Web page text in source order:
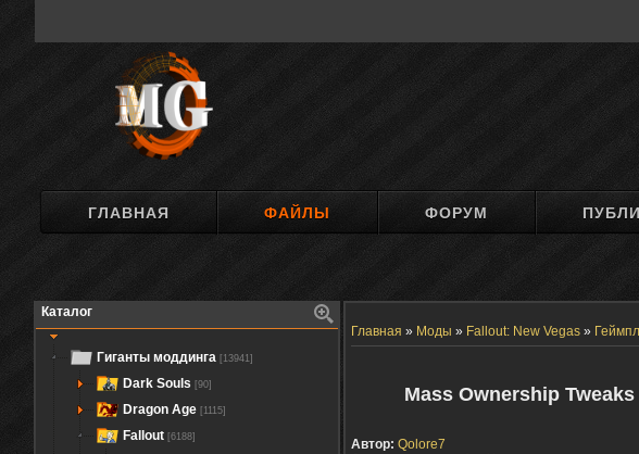
ГЛАВНАЯ ФАЙЛЫ ФОРУМ
Каталог
Гиганты моддинга [13941]
Dark Souls [90]
Dragon Age [1115]
Fallout [6188]
Главная » Моды » Fallout: New Vegas »
Mass Ownership
Автор: Qolore7